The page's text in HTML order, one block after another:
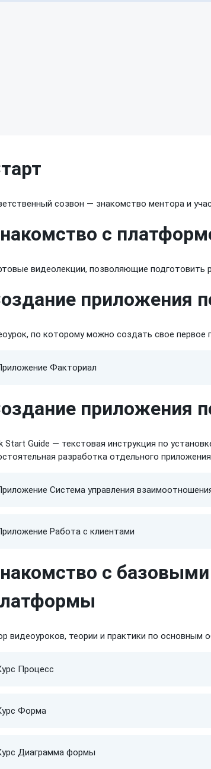
созвон — знакомство ментора и
с
видеолекции, позволяющие подготовить
приложения
по которомуможно создать свое первое
Факториал
приложения
Start Guide — текстовая инструкция по
разработка отдельного приложения
Система управления
Работа с клиентами
с
видеоуроков, теории и практики по основным
Процесс
Форма
Диаграмма формы